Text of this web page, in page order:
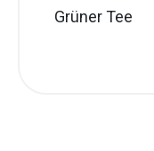
Grüner Tee